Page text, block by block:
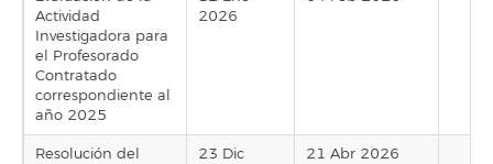
Actividad
Investigadora para
el Profesorado
Contratado
correspondiente al
año 2025
2026
Resolución del
23 Dic
21 Abr 2026